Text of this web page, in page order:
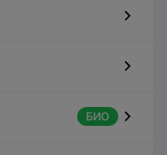
БИО